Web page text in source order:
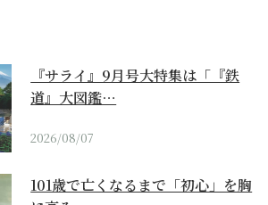
『サライ』9月号大特集は「『鉄
道』大図鑑…
2026/08/07
101歳で亡くなるまで「初心」を胸